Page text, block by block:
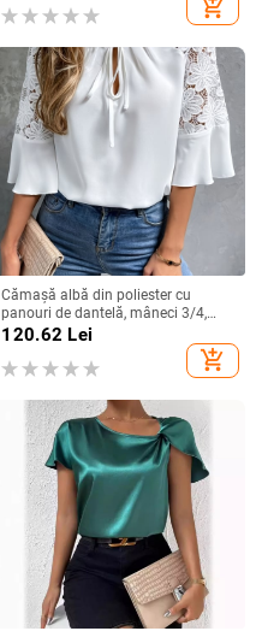
add_shopping_cart
Cămașă albă din poliester cu
panouri de dantelă, mâneci 3/4,
guler rotund, croială lejeră
120.62 Lei
add_shopping_cart